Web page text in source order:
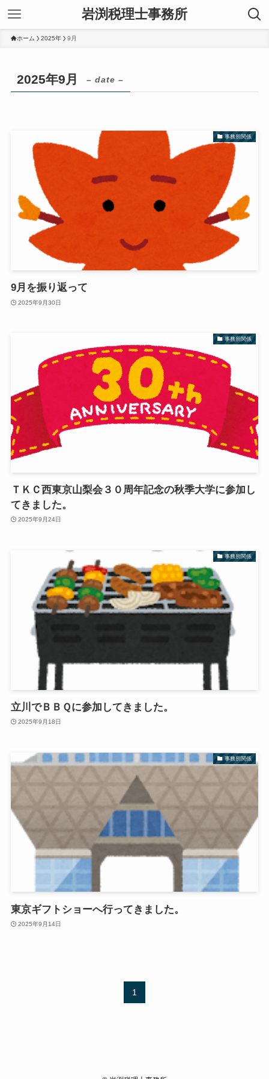
岩渕税理士事務所
ホーム 2025年 9月
2025年9月 – date –
事務所関係
9月を振り返って
2025年9月30日
事務所関係
ＴＫＣ西東京山梨会３０周年記念の秋季大学に参加し
てきました。
2025年9月24日
事務所関係
立川でＢＢＱに参加してきました。
2025年9月18日
事務所関係
東京ギフトショーへ行ってきました。
2025年9月14日
1